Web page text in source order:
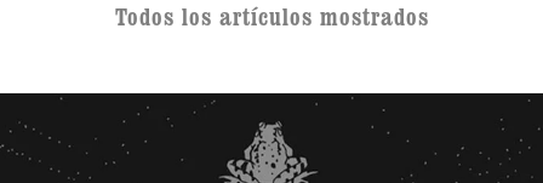
Todos los artículos mostrados